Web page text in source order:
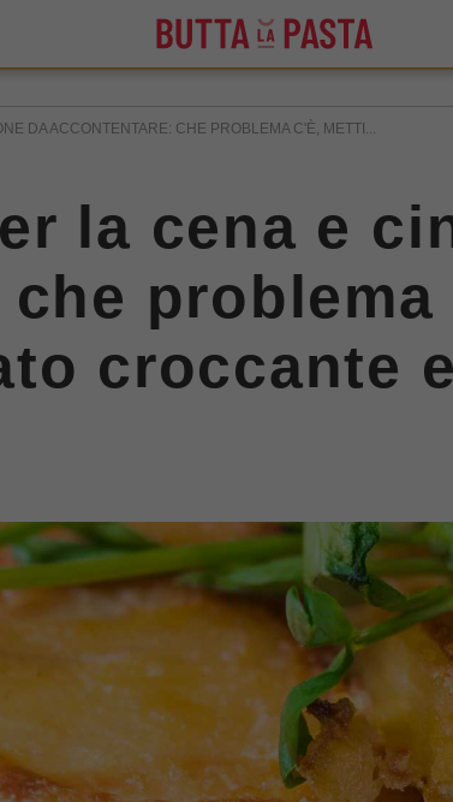
DA ACCONTENTARE: CHE PROBLEMA C'È, METTI...
la cena e
croccante